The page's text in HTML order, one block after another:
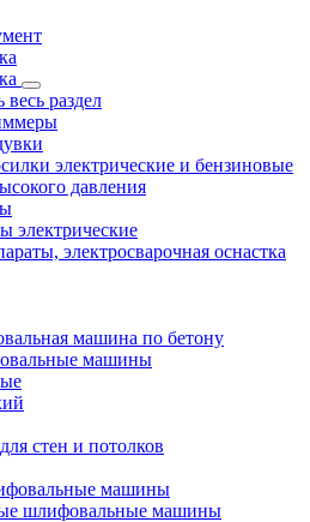
весь раздел
электрические и бензиновые
давления
электрические
электросварочная оснастка
машина по бетону
машины
стен и потолков
машины
шлифовальные машины